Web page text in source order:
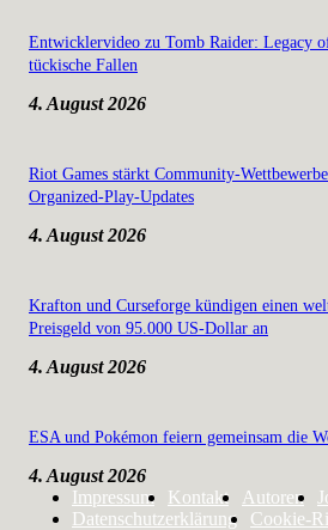
Entwicklervideo zu Tomb Raider: Legacy
tückische Fallen
4. August 2026
Riot Games stärkt Community-
Organized-Play-Updates
4. August 2026
Krafton und Curseforge kündigen einen
Preisgeld von 95.000 US-Dollar an
4. August 2026
ESA und Pokémon feiern gemeinsam die
4. August 2026
Impressum
Kontakt Autoren
Datenschutzerklärung
Cookie-